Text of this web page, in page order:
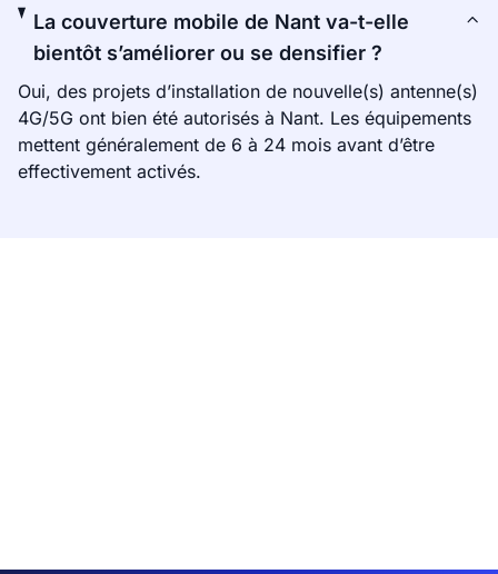
La couverture mobile de Nant va-t-elle
bientôt s’améliorer ou se densifier ?
Oui, des projets d’installation de nouvelle(s) antenne(s)
4G/5G ont bien été autorisés à Nant. Les équipements
mettent généralement de 6 à 24 mois avant d’être
effectivement activés.